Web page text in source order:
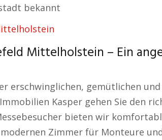
bekannt
Mittelholstein – Ein
erschwinglichen, gemütlichen
Kasper gehen Sie den
bieten wir
Zimmer für Monteure